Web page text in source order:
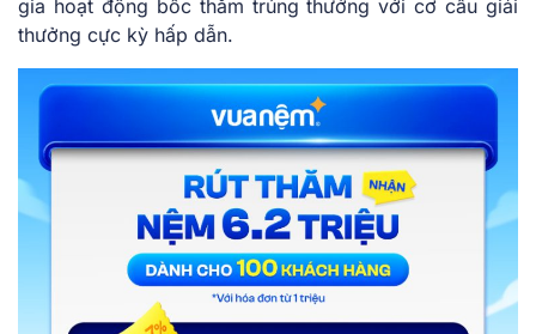
gia hoạt động bốc thăm trúng thưởng với cơ cấu giải
thưởng cực kỳ hấp dẫn.